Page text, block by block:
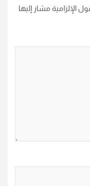
الإلزامية مشار إليها